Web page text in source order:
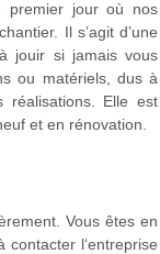
premier jour où nos
Il s’agit d’une
jouir si jamais vous
ou matériels, dus à
Elle est
et en rénovation.
Vous êtes en
l‘entreprise